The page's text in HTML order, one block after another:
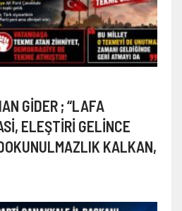
GİDER ; “LAFA
ELEŞTİRİ GELİNCE
KALKAN,